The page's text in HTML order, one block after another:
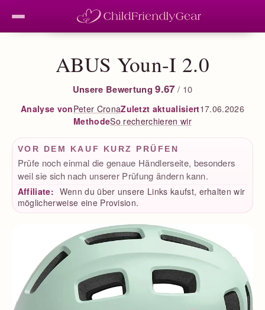
ABUS Youn-I 2.0
Unsere Bewertung 9.67 / 10
Analyse vonPeter CronaZuletzt aktualisiert17.06.2026
MethodeSo recherchieren wir
VOR DEM KAUF KURZ PRÜFEN
Prüfe noch einmal die genaue Händlerseite, besonders
weil sie sich nach unserer Prüfung ändern kann.
Affiliate: Wenn du über unsere Links kaufst, erhalten wir
möglicherweise eine Provision.